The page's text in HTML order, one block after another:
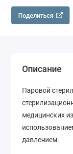
Поделиться
Описание
Паровой
медицинских
давлением.